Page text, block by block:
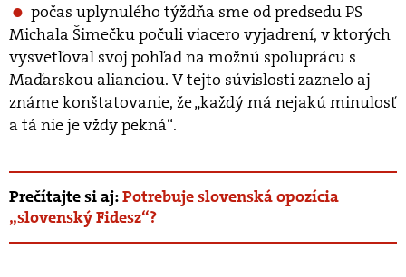
počas uplynulého týždňa sme od predsedu PS
Michala Šimečku počuli viacero vyjadrení, v ktorých
vysvetľoval svoj pohľad na možnú spoluprácu s
Maďarskou alianciou. V tejto súvislosti zaznelo aj
známe konštatovanie, že „každý má nejakú minulosť
a tá nie je vždy pekná“.
Prečítajte si aj:Potrebuje slovenská opozícia
„slovenský Fidesz“?